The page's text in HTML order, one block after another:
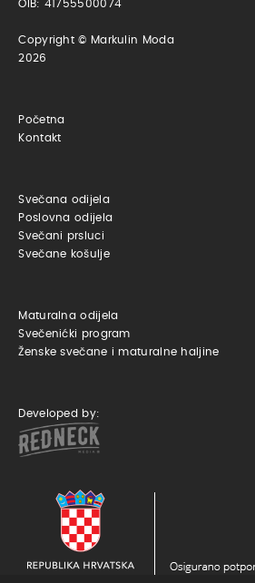
OIB: 41755500074
Copyright © Markulin Moda
2026
Početna
Kontakt
Svečana odijela
Poslovna odijela
Svečani prsluci
Svečane košulje
Maturalna odijela
Svečenićki program
Ženske svečane i maturalne haljine
Developed by: